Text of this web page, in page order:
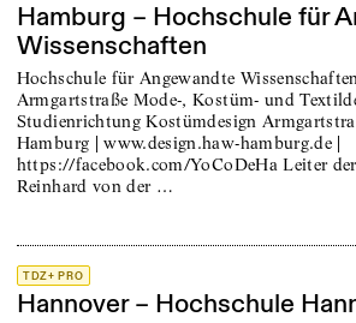
Hamburg – Hochschule für
Wissenschaften
Hochschule für Angewandte
Armgartstraße Mode-, Kostüm- und
Studienrichtung Kostümdesign
Hamburg | www.design.haw-hamburg.de |
https://facebook.com/YoCoDeHa Leiter
Reinhard von der …
TDZ+ PRO
Hannover – Hochschule